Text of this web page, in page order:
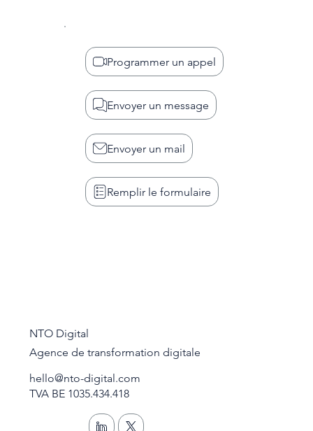
NTO Digital
Agence de transformation digitale
hello@nto-digital.com
TVA BE 1035.434.418
Programmer un appel
Envoyer un message
Envoyer un mail
Remplir le formulaire